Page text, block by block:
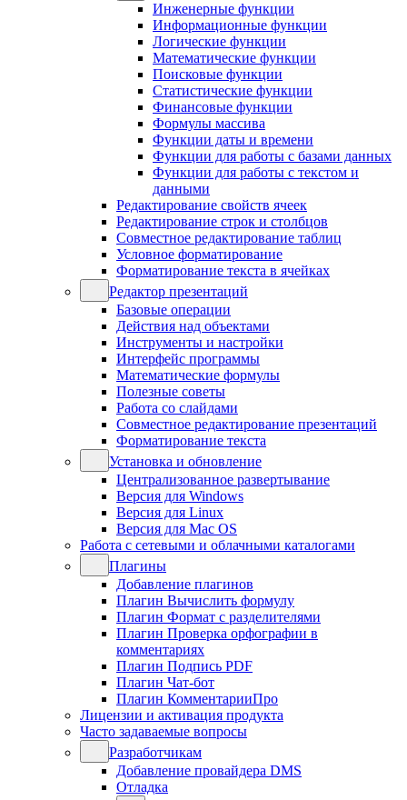
Инженерные функции
Информационные функции
Логические функции
Математические функции
Поисковые функции
Статистические функции
Финансовые функции
Формулы массива
Функции даты и времени
Функции для работы с базами данных
Функции для работы с текстом и
данными
Редактирование свойств ячеек
Редактирование строк и столбцов
Совместное редактирование таблиц
Условное форматирование
Форматирование текста в ячейках
Редактор презентаций
Базовые операции
Действия над объектами
Инструменты и настройки
Интерфейс программы
Математические формулы
Полезные советы
Работа со слайдами
Совместное редактирование презентаций
Форматирование текста
Установка и обновление
Централизованное развертывание
Версия для Windows
Версия для Linux
Версия для Mac OS
Работа с сетевыми и облачными каталогами
Плагины
Добавление плагинов
Плагин Вычислить формулу
Плагин Формат с разделителями
Плагин Проверка орфографии в
комментариях
Плагин Подпись PDF
Плагин Чат-бот
Плагин КомментарииПро
Лицензии и активация продукта
Часто задаваемые вопросы
Разработчикам
Добавление провайдера DMS
Отладка